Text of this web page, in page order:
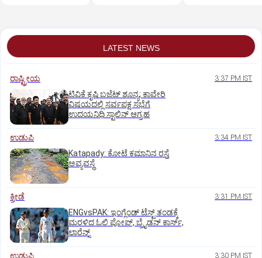
LATEST NEWS
ರಾಷ್ಟ್ರೀಯ 3:37 PM IST
ಟಿವಿಕೆ ಕೃಷಿ ಬಜೆಟ್ ಶೂನ್ಯ; ಕಾವೇರಿ
ವಿಷಯದಲ್ಲಿ ಸರ್ವಪಕ್ಷ ಸಭೆಗೆ
ಉದಯನಿಧಿ ಸ್ಟಾಲಿನ್ ಆಗ್ರಹ
ಉಡುಪಿ 3:34 PM IST
Katapady: ಕೋಟೆ ಕಮಾನಿನ ರಸ್ತೆ
ಅವ್ಯವಸ್ಥೆ
ಕ್ರೀಡೆ 3:31 PM IST
ENGvsPAK: ಇಂಗ್ಲೆಂಡ್‌ ಟೆಸ್ಟ್‌ ತಂಡಕ್ಕೆ
ಮರಳಿದ ಓಲಿ ಪೋಪ್, ಬ್ರೈಡನ್ ಕಾರ್ಸ್,
ಲಾರೆನ್ಸ್
ಉಡುಪಿ 3:30 PM IST